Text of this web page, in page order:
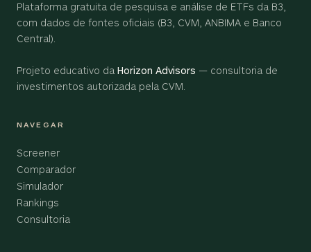
Plataforma gratuita de pesquisa e análise de ETFs da B3,
com dados de fontes oficiais (B3, CVM, ANBIMA e Banco
Central).
Projeto educativo da Horizon Advisors — consultoria de
investimentos autorizada pela CVM.
NAVEGAR
Screener
Comparador
Simulador
Rankings
Consultoria